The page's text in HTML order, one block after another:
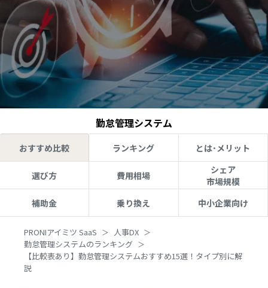
勤怠管理システム
おすすめ比較 ランキング とは･メリット
選び方 費用相場
シェア
市場規模
補助金
乗り換え 中小企業向け
PRONIアイミツ SaaS
人事DX
勤怠管理システムのランキング
【比較表あり】勤怠管理システムおすすめ15選！タイプ別に解
説